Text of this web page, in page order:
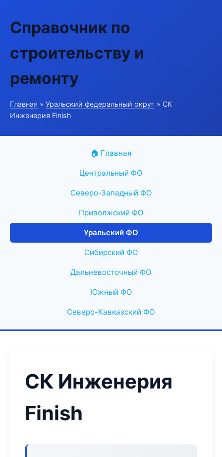
Справочник по
строительству и
ремонту
Главная » Уральский федеральный округ » СК
Инженерия Finish
🏠 Главная
Центральный ФО
Северо-Западный ФО
Приволжский ФО
Уральский ФО
Сибирский ФО
Дальневосточный ФО
Южный ФО
Северо-Кавказский ФО
СК Инженерия
Finish